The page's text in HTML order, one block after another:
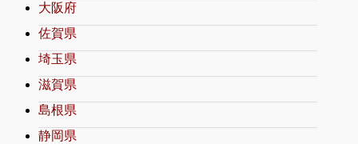
大阪府
佐賀県
埼玉県
滋賀県
島根県
静岡県